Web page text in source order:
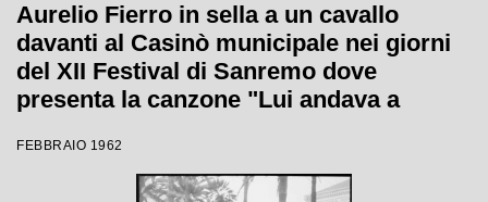
Aurelio Fierro in sella a un cavallo
davanti al Casinò municipale nei giorni
del XII Festival di Sanremo dove
presenta la canzone "Lui andava a
FEBBRAIO 1962